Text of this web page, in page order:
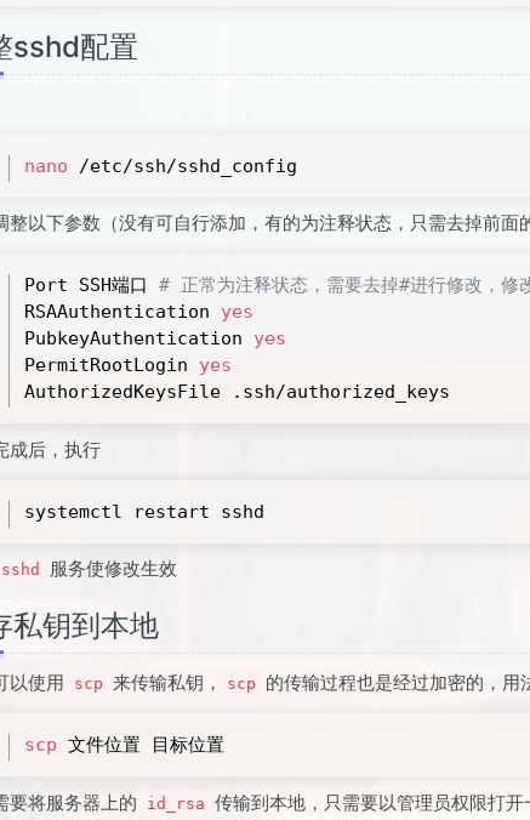
sshd配置
nano /etc/ssh/sshd_config
整以下参数（没有可自行添加，有的为注释状态，只需去掉前面
Port SSH端口 # 正常为注释状态，需要去掉#进行修改，修
RSAAuthentication yes
PubkeyAuthentication yes
PermitRootLogin yes
AuthorizedKeysFile .ssh/authorized_keys
成后，执行
systemctl restart sshd
sshd 服务使修改生效
私钥到本地
以使用 scp 来传输私钥， scp 的传输过程也是经过加密的，用
scp 文件位置 目标位置
要将服务器上的 id_rsa 传输到本地，只需要以管理员权限打